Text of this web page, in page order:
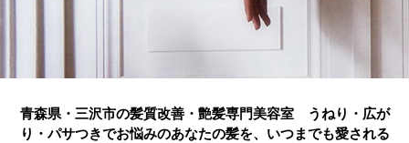
青森県・三沢市の髪質改善・艶髪専門美容室 うねり・広が
り・パサつきでお悩みのあなたの髪を、いつまでも愛される